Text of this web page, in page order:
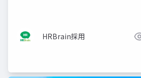
HRBrain採用